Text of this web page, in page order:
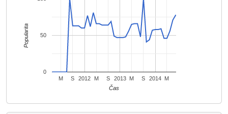
2012 2013 2014
M S M S M S M
0
50
Čas
Popularita